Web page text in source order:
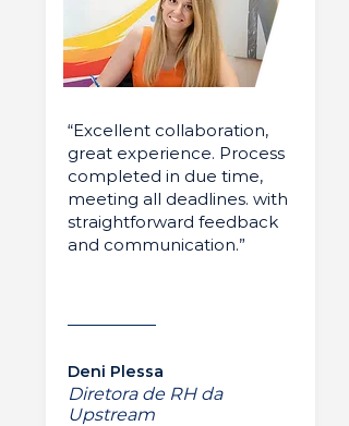
“Excellent collaboration,
great experience. Process
completed in due time,
meeting all deadlines. with
straightforward feedback
and communication.”
Deni Plessa
Diretora de RH da
Upstream